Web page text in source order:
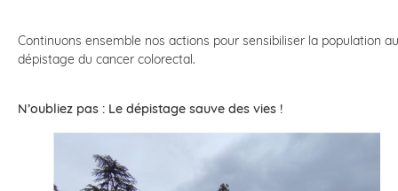
Continuons ensemble nos actions pour sensibiliser la population au
dépistage du cancer colorectal.
N’oubliez pas : Le dépistage sauve des vies !